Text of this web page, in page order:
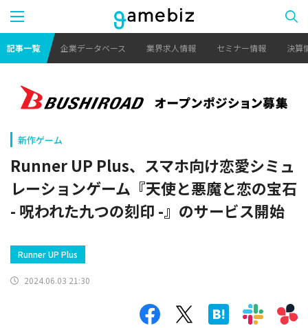
記事一覧 企業データベース 業界求人情報 セミナー情報 決算
新作ゲーム
Runner UP Plus、スマホ向け恋愛シミュ
レーションゲーム『天使と悪魔と恋の宝石
- 呪われた九つの刻印 -』のサービス開始
Runner UP Plus
2024.06.03 21:30